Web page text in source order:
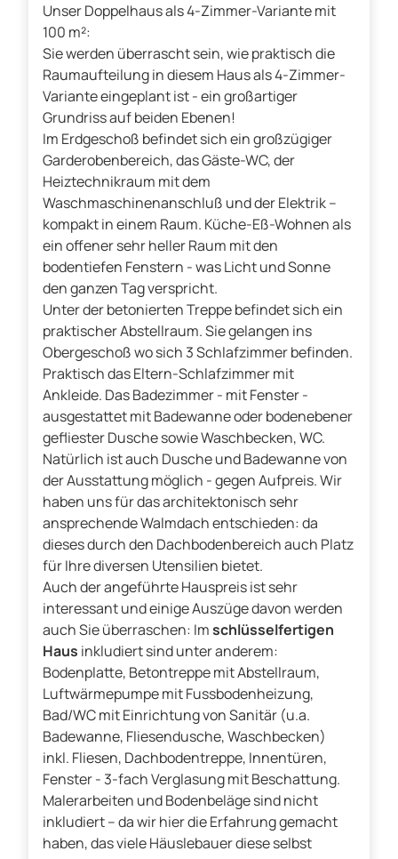
Unser Doppelhaus als 4-Zimmer-Variante mit
100 m²:
Sie werden überrascht sein, wie praktisch die
Raumaufteilung in diesem Haus als 4-Zimmer-
Variante eingeplant ist - ein großartiger
Grundriss auf beiden Ebenen!
Im Erdgeschoß befindet sich ein großzügiger
Garderobenbereich, das Gäste-WC, der
Heiztechnikraum mit dem
Waschmaschinenanschluß und der Elektrik –
kompakt in einem Raum. Küche-Eß-Wohnen als
ein offener sehr heller Raum mit den
bodentiefen Fenstern - was Licht und Sonne
den ganzen Tag verspricht.
Unter der betonierten Treppe befindet sich ein
praktischer Abstellraum. Sie gelangen ins
Obergeschoß wo sich 3 Schlafzimmer befinden.
Praktisch das Eltern-Schlafzimmer mit
Ankleide. Das Badezimmer - mit Fenster -
ausgestattet mit Badewanne oder bodenebener
gefliester Dusche sowie Waschbecken, WC.
Natürlich ist auch Dusche und Badewanne von
der Ausstattung möglich - gegen Aufpreis. Wir
haben uns für das architektonisch sehr
ansprechende Walmdach entschieden: da
dieses durch den Dachbodenbereich auch Platz
für Ihre diversen Utensilien bietet.
Auch der angeführte Hauspreis ist sehr
interessant und einige Auszüge davon werden
auch Sie überraschen: Imschlüsselfertigen
Haus inkludiert sind unter anderem:
Bodenplatte, Betontreppe mit Abstellraum,
Luftwärmepumpe mit Fussbodenheizung,
Bad/WC mit Einrichtung von Sanitär (u.a.
Badewanne, Fliesendusche, Waschbecken)
inkl. Fliesen, Dachbodentreppe, Innentüren,
Fenster - 3-fach Verglasung mit Beschattung.
Malerarbeiten und Bodenbeläge sind nicht
inkludiert – da wir hier die Erfahrung gemacht
haben, das viele Häuslebauer diese selbst